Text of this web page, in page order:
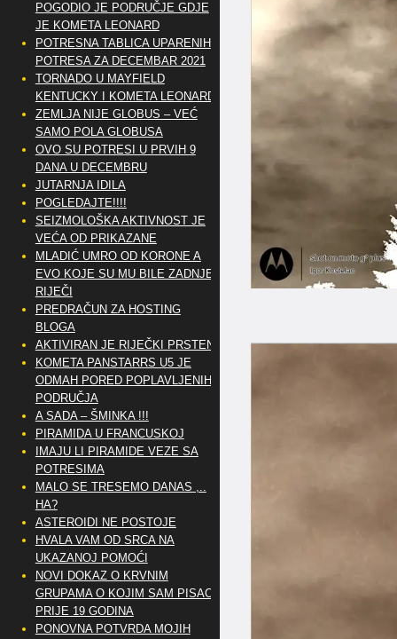
POGODIO JE PODRUČJE GDJE
JE KOMETA LEONARD
POTRESNA TABLICA UPARENIH
POTRESA ZA DECEMBAR 2021
TORNADO U MAYFIELD
KENTUCKY I KOMETA LEONARD
ZEMLJA NIJE GLOBUS – VEĆ
SAMO POLA GLOBUSA
OVO SU POTRESI U PRVIH 9
DANA U DECEMBRU
JUTARNJA IDILA
POGLEDAJTE!!!!
SEIZMOLOŠKA AKTIVNOST JE
VEĆA OD PRIKAZANE
MLADIĆ UMRO OD KORONE A
EVO KOJE SU MU BILE ZADNJE
RIJEČI
PREDRAČUN ZA HOSTING
BLOGA
AKTIVIRAN JE RIJEČKI PRSTEN
KOMETA PANSTARRS U5 JE
ODMAH PORED POPLAVLJENIH
PODRUČJA
A SADA – ŠMINKA !!!
PIRAMIDA U FRANCUSKOJ
IMAJU LI PIRAMIDE VEZE SA
POTRESIMA
MALO SE TRESEMO DANAS ,..
HA?
ASTEROIDI NE POSTOJE
HVALA VAM OD SRCA NA
UKAZANOJ POMOĆI
NOVI DOKAZ O KRVNIM
GRUPAMA O KOJIM SAM PISAO
PRIJE 19 GODINA
PONOVNA POTVRDA MOJIH